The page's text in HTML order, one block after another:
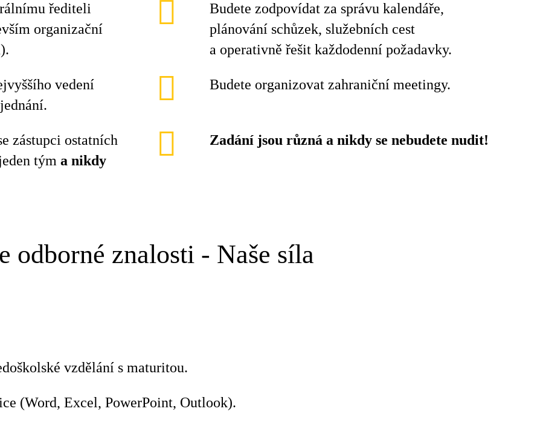
řediteli
organizační
Budete zodpovídat za správu kalendáře,
plánování schůzek, služebních cest
a operativně řešit každodenní požadavky.
vedení
Budete organizovat zahraniční meetingy.
zástupci ostatních
tým a nikdy
Zadání jsou různá a nikdy se nebudete nudit!
odborné znalosti - Naše síla
vzdělání s maturitou.
(Word, Excel, PowerPoint, Outlook).